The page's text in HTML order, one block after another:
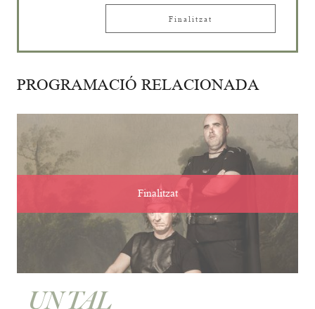
Finalitzat
PROGRAMACIÓ RELACIONADA
Finalitzat
UN TAL